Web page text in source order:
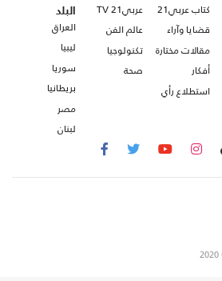
كتاب عربي21
قضايا وآراء
مقالات مختارة
أفكار
استطلاع رأي
عربي21 TV
عالم الفن
تكنولوجيا
صحة
البلد
العراق
ليبيا
سوريا
بريطانيا
مصر
لبنان